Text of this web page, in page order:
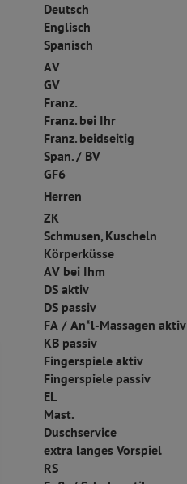
Deutsch
Englisch
Spanisch
AV
GV
Franz.
Franz. bei Ihr
Franz. beidseitig
Span. / BV
GF6
Herren
ZK
Schmusen, Kuscheln
Körperküsse
AV bei Ihm
DS aktiv
DS passiv
FA / An*l-Massagen aktiv
KB passiv
Fingerspiele aktiv
Fingerspiele passiv
EL
Mast.
Duschservice
extra langes Vorspiel
RS